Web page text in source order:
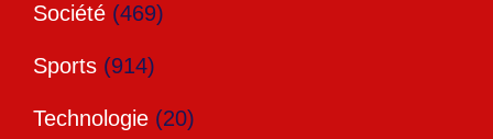
Société (469)
Sports (914)
Technologie (20)